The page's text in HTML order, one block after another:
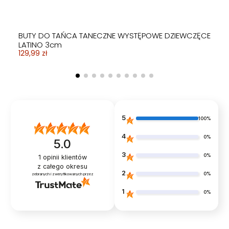
BUTY DO TAŃCA TANECZNE WYSTĘPOWE DZIEWCZĘCE
LATINO 3cm
129,99 zł
5.0
1 opinii klientów
z całego okresu
zebranych i zweryfikowanych przez
5 100%
4 0%
3 0%
2 0%
1 0%